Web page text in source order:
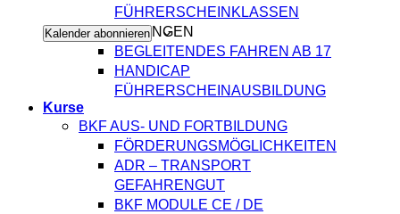
FÜHRERSCHEINKLASSEN
AUSBILDUNGEN
BEGLEITENDES FAHREN AB 17
HANDICAP
FÜHRERSCHEINAUSBILDUNG
Kurse
BKF AUS- UND FORTBILDUNG
FÖRDERUNGSMÖGLICHKEITEN
ADR – TRANSPORT
GEFAHRENGUT
BKF MODULE CE / DE
Kalender abonnieren